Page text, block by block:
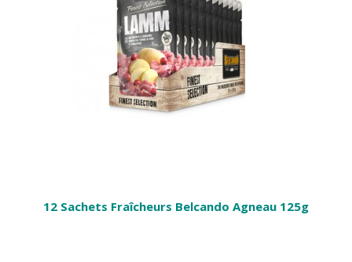
12 Sachets Fraîcheurs Belcando Agneau 125g